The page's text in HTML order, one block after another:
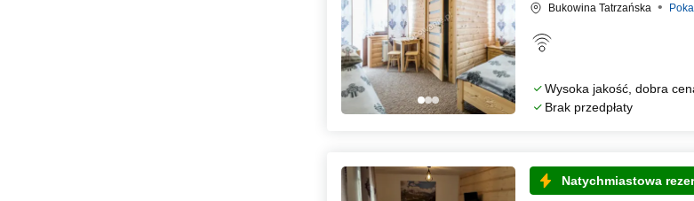
Bukowina Tatrzańska
Wysoka jakość, dobra
Brak przedpłaty
Natychmiastowa